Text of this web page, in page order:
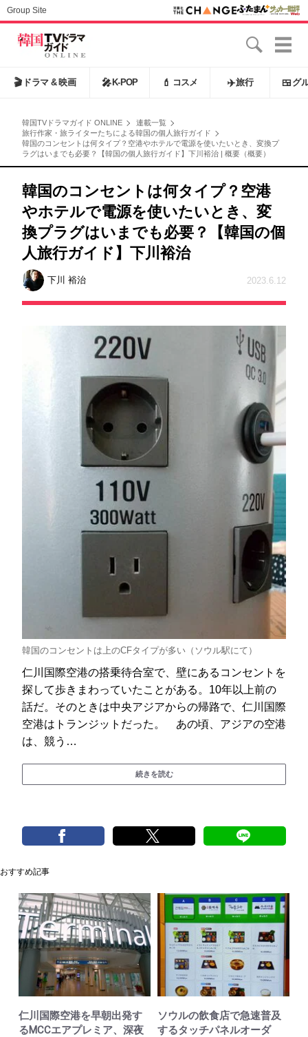
Group Site
🎬 ドラマ & 映画 🎤 K-POP 💄 コスメ ✈️旅行 🍱 グ
韓国TVドラマガイド ONLINE
連載一覧
旅行作家・旅ライターたちによる韓国の個人旅行ガイド
韓国のコンセントは何タイプ？空港やホテルで電源を使いたいとき、変換プ
ラグはいまでも必要？【韓国の個人旅行ガイド】下川裕治 | 概要（概要）
韓国のコンセントは何タイプ？空港
やホテルで電源を使いたいとき、変
換プラグはいまでも必要？【韓国の個
人旅行ガイド】下川裕治
下川 裕治 2023.6.12
韓国のコンセントは上のCFタイプが多い（ソウル駅にて）
仁川国際空港の搭乗待合室で、壁にあるコンセントを
探して歩きまわっていたことがある。10年以上前の
話だ。そのときは中央アジアからの帰路で、仁川国際
空港はトランジットだった。 あの頃、アジアの空港
は、競う…
続きを読む
おすすめ記事
仁川国際空港を早朝出発す
るMCCエアプレミア、深夜
ソウルの飲食店で急速普及
するタッチパネルオーダ